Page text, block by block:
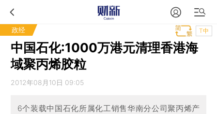
政经 T中
中国石化:1000万港元清理香港海
域聚丙烯胶粒
2012年08月10日 09:05
6个装载中国石化所属化工销售华南分公司聚丙烯产